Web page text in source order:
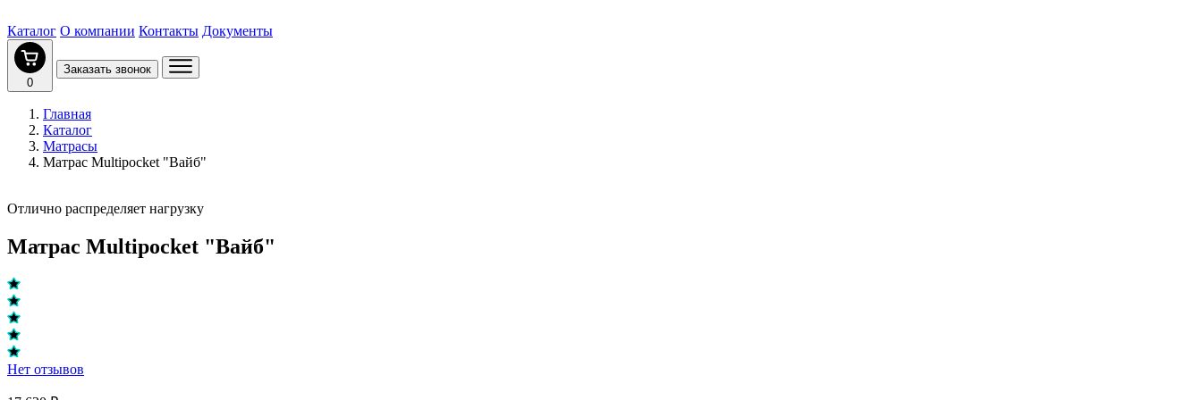
Каталог О компании Контакты Документы
0
Заказать звонок
Главная
Каталог
Матрасы
Матрас Multipocket "Вайб"
Отлично распределяет нагрузку
Матрас Multipocket "Вайб"
Нет отзывов